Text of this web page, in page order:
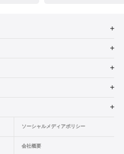
ソーシャルメディアポリシー
会社概要